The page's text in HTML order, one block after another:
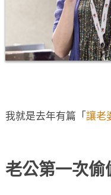
我就是去年有篇「 讓老
老公第一次偷